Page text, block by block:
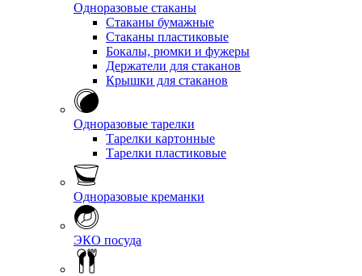
Одноразовые стаканы
Стаканы бумажные
Стаканы пластиковые
Бокалы, рюмки и фужеры
Держатели для стаканов
Крышки для стаканов
Одноразовые тарелки
Тарелки картонные
Тарелки пластиковые
Одноразовые креманки
ЭКО посуда